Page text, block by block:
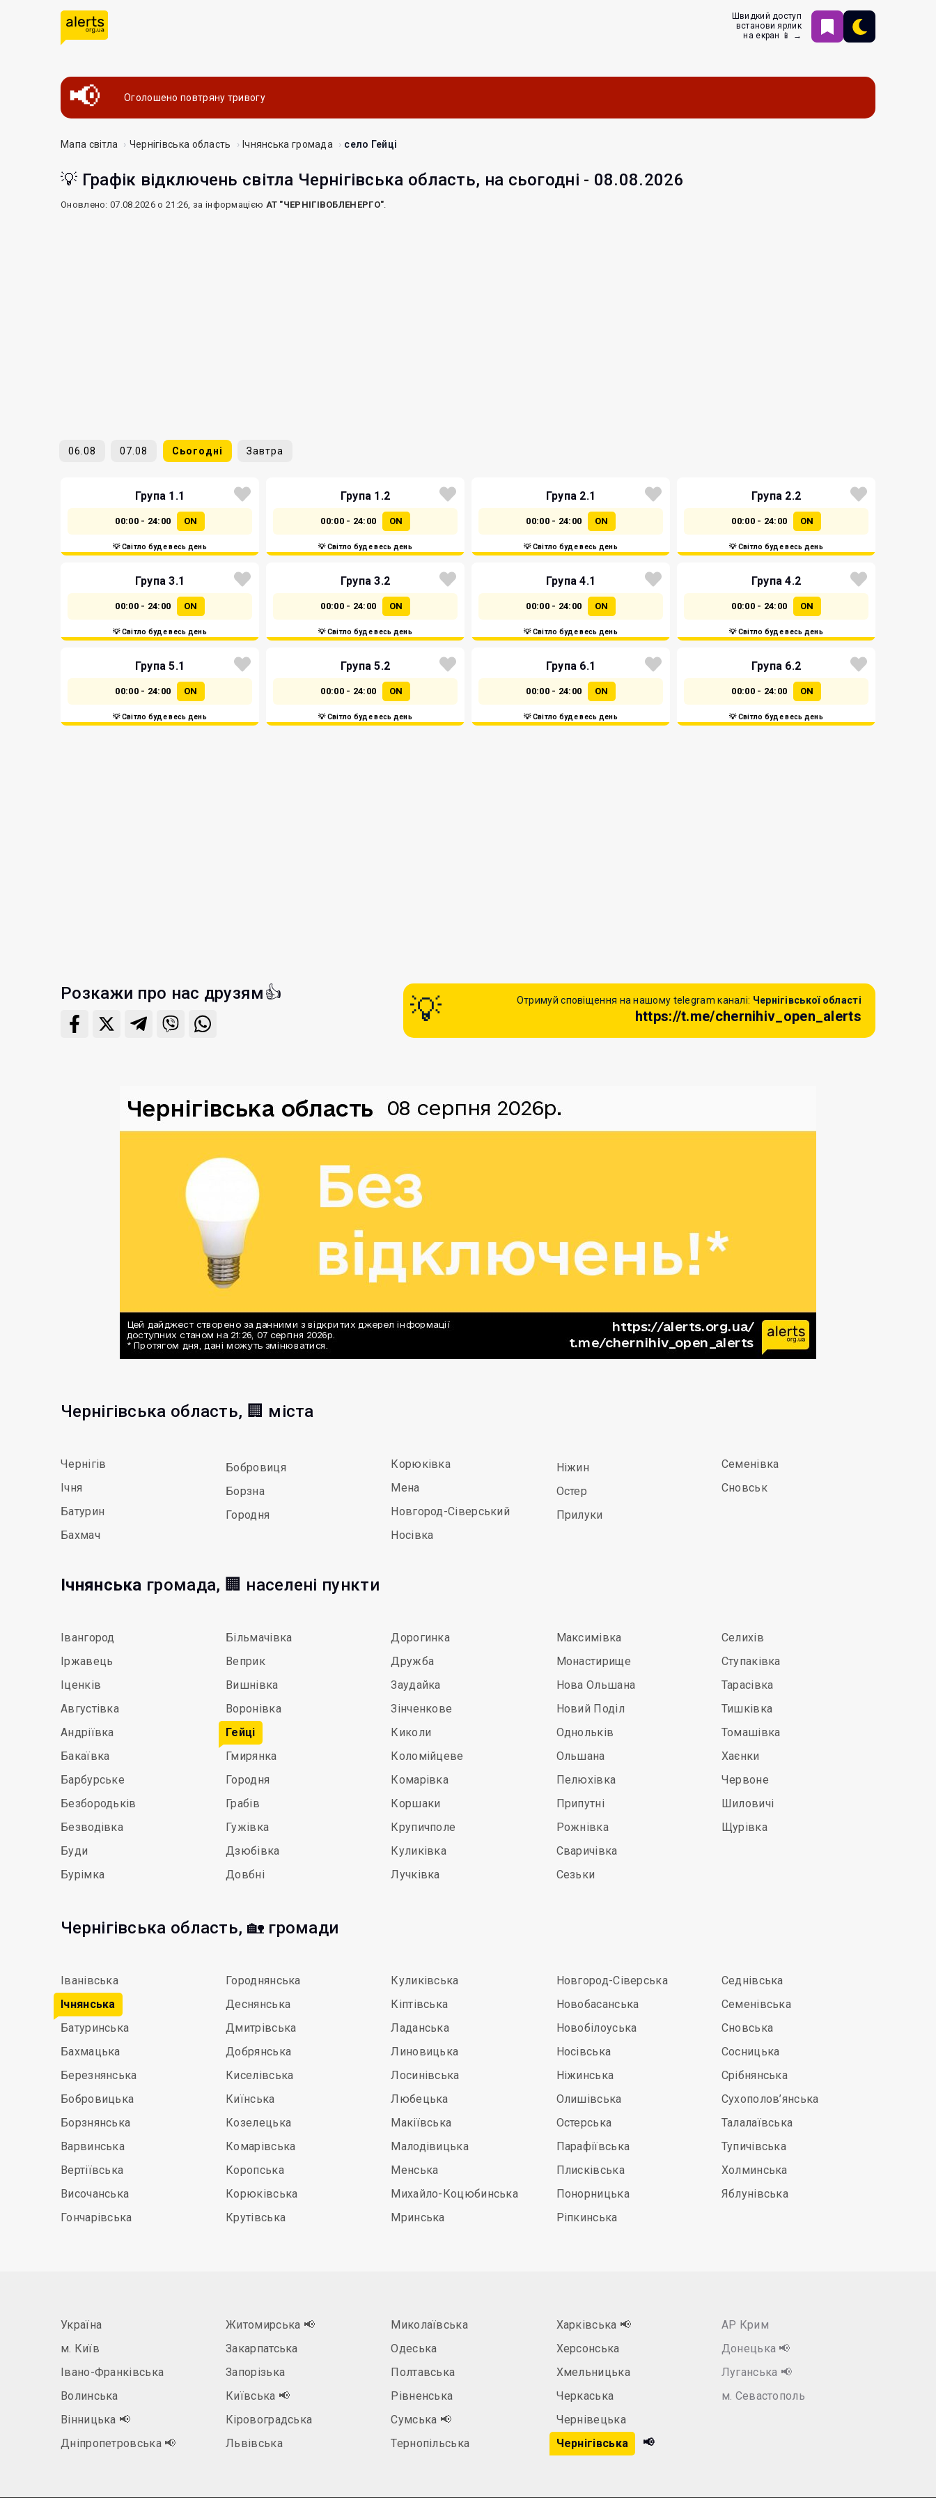
Швидкий доступ
встанови ярлик
на екран 📱 →
Оголошено повтряну тривогу
Мапа світла Чернігівська область Ічнянська громада село Гейці
💡 Графік відключень світла Чернігівська область, на сьогодні - 08.08.2026
Оновлено: 07.08.2026 о 21:26, за інформацією АТ "ЧЕРНІГІВОБЛЕНЕРГО".
06.08 07.08 Сьогодні Завтра
Група 1.1
00:00 - 24:00 ON
💡 Світло буде весь день
Група 1.2
00:00 - 24:00 ON
💡 Світло буде весь день
Група 2.1
00:00 - 24:00 ON
💡 Світло буде весь день
Група 2.2
00:00 - 24:00 ON
💡 Світло буде весь день
Група 3.1
00:00 - 24:00 ON
💡 Світло буде весь день
Група 3.2
00:00 - 24:00 ON
💡 Світло буде весь день
Група 4.1
00:00 - 24:00 ON
💡 Світло буде весь день
Група 4.2
00:00 - 24:00 ON
💡 Світло буде весь день
Група 5.1
00:00 - 24:00 ON
💡 Світло буде весь день
Група 5.2
00:00 - 24:00 ON
💡 Світло буде весь день
Група 6.1
00:00 - 24:00 ON
💡 Світло буде весь день
Група 6.2
00:00 - 24:00 ON
💡 Світло буде весь день
Розкажи про нас друзям👍 Отримуй сповіщення на нашому telegram каналі: Чернігівської області
https://t.me/chernihiv_open_alerts
Чернігівська область, 🏢 міста
Чернігів
Ічня
Батурин
Бахмач
Бобровиця
Борзна
Городня
Корюківка
Мена
Новгород-Сіверський
Носівка
Ніжин
Остер
Прилуки
Семенівка
Сновськ
Ічнянська громада, 🏢 населені пункти
Івангород
Іржавець
Іценків
Августівка
Андріївка
Бакаївка
Барбурське
Безбородьків
Безводівка
Буди
Бурімка
Більмачівка
Веприк
Вишнівка
Воронівка
Гейці
Гмирянка
Городня
Грабів
Гужівка
Дзюбівка
Довбні
Дорогинка
Дружба
Заудайка
Зінченкове
Киколи
Коломійцеве
Комарівка
Коршаки
Крупичполе
Куликівка
Лучківка
Максимівка
Монастирище
Нова Ольшана
Новий Поділ
Однольків
Ольшана
Пелюхівка
Припутні
Рожнівка
Сваричівка
Сезьки
Селихів
Ступаківка
Тарасівка
Тишківка
Томашівка
Хаєнки
Червоне
Шиловичі
Щурівка
Чернігівська область, 🏡 громади
Іванівська
Ічнянська
Батуринська
Бахмацька
Березнянська
Бобровицька
Борзнянська
Варвинська
Вертіївська
Височанська
Гончарівська
Городнянська
Деснянська
Дмитрівська
Добрянська
Киселівська
Киїнська
Козелецька
Комарівська
Коропська
Корюківська
Крутівська
Куликівська
Кіптівська
Ладанська
Линовицька
Лосинівська
Любецька
Макіївська
Малодівицька
Менська
Михайло-Коцюбинська
Мринська
Новгород-Сіверська
Новобасанська
Новобілоуська
Носівська
Ніжинська
Олишівська
Остерська
Парафіївська
Плисківська
Понорницька
Ріпкинська
Седнівська
Семенівська
Сновська
Сосницька
Срібнянська
Сухополов’янська
Талалаївська
Тупичівська
Холминська
Яблунівська
Україна
м. Київ
Івано-Франківська
Волинська
Вінницька 📢
Дніпропетровська 📢
Житомирська 📢
Закарпатська
Запорізька
Київська 📢
Кіровоградська
Львівська
Миколаївська
Одеська
Полтавська
Рівненська
Сумська 📢
Тернопільська
Харківська 📢
Херсонська
Хмельницька
Черкаська
Чернівецька
Чернігівська
📢
АР Крим
Донецька 📢
Луганська 📢
м. Севастополь